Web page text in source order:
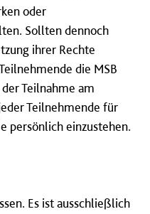
oder
Sollten dennoch
ihrer Rechte
die MSB
Teilnahme am
Teilnehmende für
persönlich einzustehen.
Es ist ausschließlich